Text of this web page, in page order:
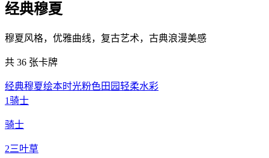
经典穆夏
穆夏风格，优雅曲线，复古艺术，古典浪漫美感
共 36 张卡牌
经典穆夏绘本时光粉色田园轻柔水彩
1骑士
骑士
2三叶草